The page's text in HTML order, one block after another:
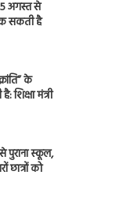
अगस्त से
सकती है
के
शिक्षा मंत्री
पुराना स्कूल,
छात्रों को